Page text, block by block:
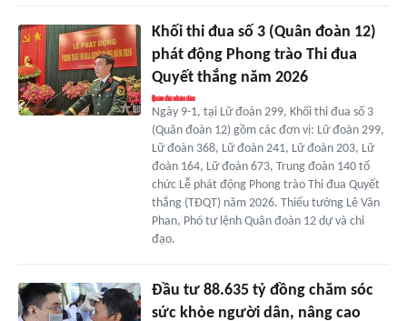
Khối thi đua số 3 (Quân đoàn 12)
phát động Phong trào Thi đua
Quyết thắng năm 2026
Ngày 9-1, tại Lữ đoàn 299, Khối thi đua số 3
(Quân đoàn 12) gồm các đơn vị: Lữ đoàn 299,
Lữ đoàn 368, Lữ đoàn 241, Lữ đoàn 203, Lữ
đoàn 164, Lữ đoàn 673, Trung đoàn 140 tổ
chức Lễ phát động Phong trào Thi đua Quyết
thắng (TĐQT) năm 2026. Thiếu tướng Lê Văn
Phan, Phó tư lệnh Quân đoàn 12 dự và chỉ
đạo.
Đầu tư 88.635 tỷ đồng chăm sóc
sức khỏe người dân, nâng cao